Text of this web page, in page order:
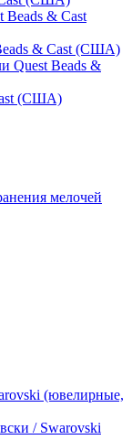
& Cast
& Cast (США)
Quest Beads &
(США)
мелочей
(ювелирные,
/ Swarovski